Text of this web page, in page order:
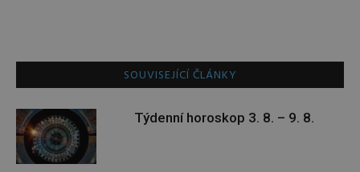
SOUVISEJÍCÍ ČLÁNKY
Týdenní horoskop 3. 8. – 9. 8.